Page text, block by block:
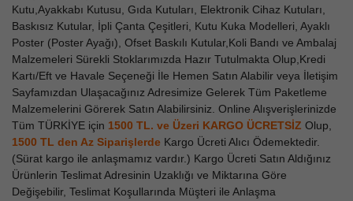
Kutu,Ayakkabı Kutusu, Gıda Kutuları, Elektronik Cihaz Kutuları,
Baskısız Kutular, İpli Çanta Çeşitleri, Kutu Kuka Modelleri, Ayaklı
Poster (Poster Ayağı), Ofset Baskılı Kutular,Koli Bandı ve Ambalaj
Malzemeleri Sürekli Stoklarımızda Hazır Tutulmakta Olup,Kredi
Kartı/Eft ve Havale Seçeneği İle Hemen Satın Alabilir veya İletişim
Sayfamızdan Ulaşacağınız Adresimize Gelerek Tüm Paketleme
Malzemelerini Görerek Satın Alabilirsiniz. Online Alışverişlerinizde
Tüm TÜRKİYE için 1500 TL. ve Üzeri KARGO ÜCRETSİZ Olup,
1500 TL den Az Siparişlerde Kargo Ücreti Alıcı Ödemektedir.
(Sürat kargo ile anlaşmamız vardır.) Kargo Ücreti Satın Aldığınız
Ürünlerin Teslimat Adresinin Uzaklığı ve Miktarına Göre
Değişebilir, Teslimat Koşullarında Müşteri ile Anlaşma